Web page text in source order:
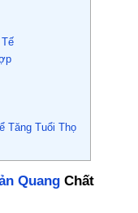
Tăng Tuổi Thọ
Quang Chất